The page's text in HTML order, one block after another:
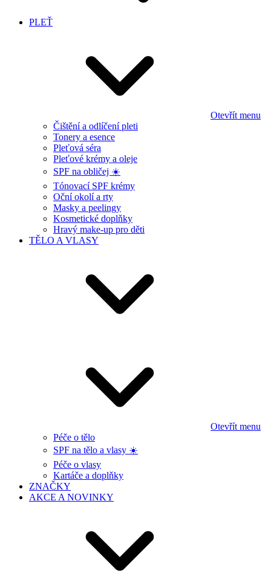
PLEŤ
Otevřít menu
Čištění a odlíčení pleti
Tonery a esence
Pleťová séra
Pleťové krémy a oleje
SPF na obličej ☀️
Tónovací SPF krémy
Oční okolí a rty
Masky a peelingy
Kosmetické doplňky
Hravý make-up pro děti
TĚLO A VLASY
Otevřít menu
Péče o tělo
SPF na tělo a vlasy ☀️
Péče o vlasy
Kartáče a doplňky
ZNAČKY
AKCE A NOVINKY